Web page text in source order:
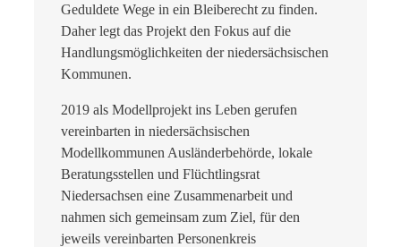
Geduldete Wege in ein Bleiberecht zu finden.
Daher legt das Projekt den Fokus auf die
Handlungsmöglichkeiten der niedersächsischen
Kommunen.
2019 als Modellprojekt ins Leben gerufen
vereinbarten in niedersächsischen
Modellkommunen Ausländerbehörde, lokale
Beratungsstellen und Flüchtlingsrat
Niedersachsen eine Zusammenarbeit und
nahmen sich gemeinsam zum Ziel, für den
jeweils vereinbarten Personenkreis